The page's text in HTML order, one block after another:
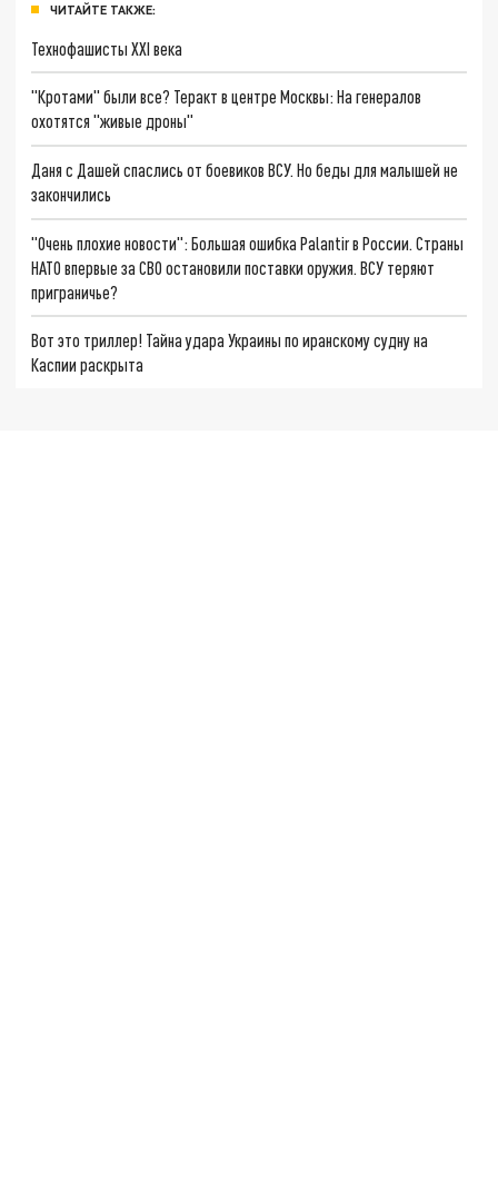
ЧИТАЙТЕ ТАКЖЕ:
Технофашисты XXI века
"Кротами" были все? Теракт в центре Москвы: На генералов
охотятся "живые дроны"
Даня с Дашей спаслись от боевиков ВСУ. Но беды для малышей не
закончились
"Очень плохие новости": Большая ошибка Palantir в России. Страны
НАТО впервые за СВО остановили поставки оружия. ВСУ теряют
приграничье?
Вот это триллер! Тайна удара Украины по иранскому судну на
Каспии раскрыта